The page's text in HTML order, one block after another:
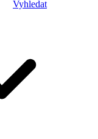
Vyhledat